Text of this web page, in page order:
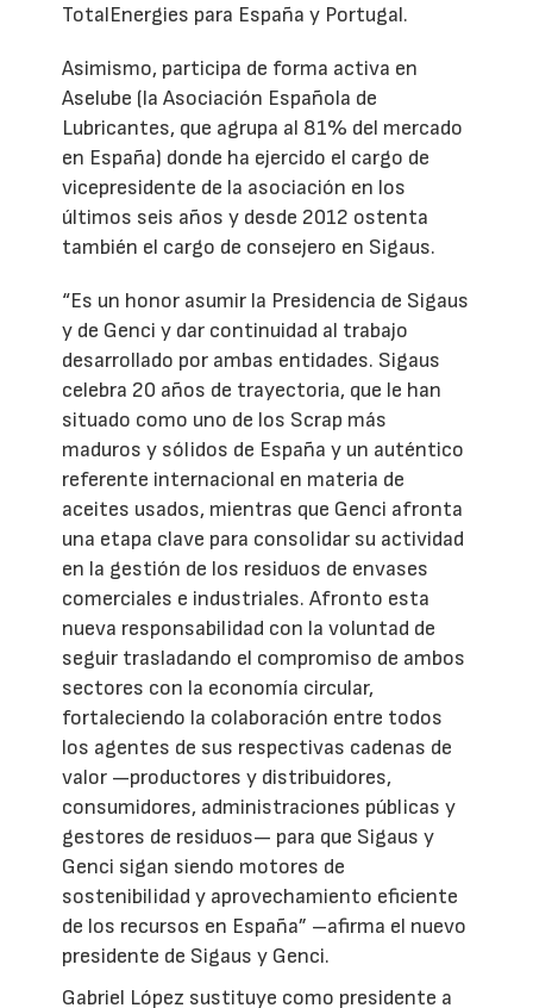
TotalEnergies para España y Portugal.
Asimismo, participa de forma activa en
Aselube (la Asociación Española de
Lubricantes, que agrupa al 81% del mercado
en España) donde ha ejercido el cargo de
vicepresidente de la asociación en los
últimos seis años y desde 2012 ostenta
también el cargo de consejero en Sigaus.
“Es un honor asumir la Presidencia de Sigaus
y de Genci y dar continuidad al trabajo
desarrollado por ambas entidades. Sigaus
celebra 20 años de trayectoria, que le han
situado como uno de los Scrap más
maduros y sólidos de España y un auténtico
referente internacional en materia de
aceites usados, mientras que Genci afronta
una etapa clave para consolidar su actividad
en la gestión de los residuos de envases
comerciales e industriales. Afronto esta
nueva responsabilidad con la voluntad de
seguir trasladando el compromiso de ambos
sectores con la economía circular,
fortaleciendo la colaboración entre todos
los agentes de sus respectivas cadenas de
valor —productores y distribuidores,
consumidores, administraciones públicas y
gestores de residuos— para que Sigaus y
Genci sigan siendo motores de
sostenibilidad y aprovechamiento eficiente
de los recursos en España” –afirma el nuevo
presidente de Sigaus y Genci.
Gabriel López sustituye como presidente a